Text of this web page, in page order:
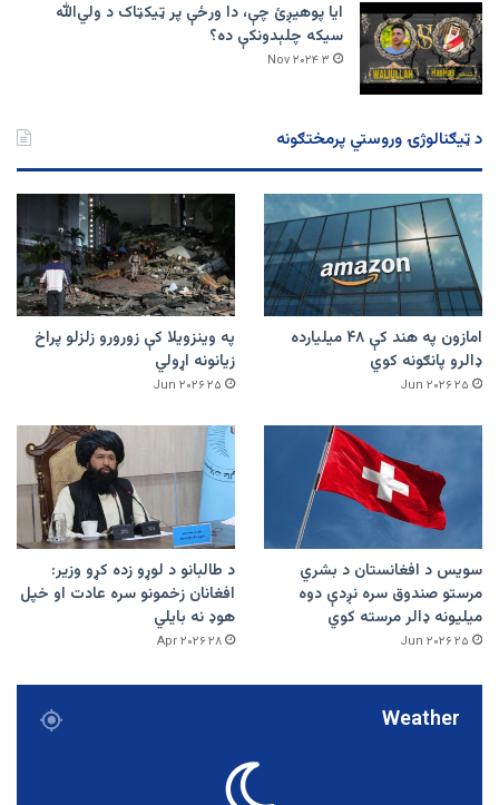
ایا پوهیږئ چې، دا ورځې پر ټيکټاک د ولي‌الله
سیکه چلېدونکې ده؟
۳ Nov ۲۰۲۴
د ټیګنالوژۍ وروستي پرمختګونه
امازون په هند کې ۴۸ میلیارده
ډالرو پانګونه کوي
۲۵ Jun ۲۰۲۶
په وینزویلا کې زورورو زلزلو پراخ
زیانونه اړولي
۲۵ Jun ۲۰۲۶
سویس د افغانستان د بشري
مرستو صندوق سره نږدې دوه
میلیونه ډالر مرسته کوي
۲۵ Jun ۲۰۲۶
د طالبانو د لوړو زده کړو وزیر:
افغانان زخمونو سره عادت او خپل
هوډ نه بایلي
۲۸ Apr ۲۰۲۶
Weather